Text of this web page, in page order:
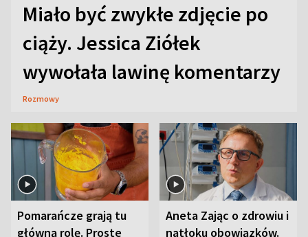
Miało być zwykłe zdjęcie po
ciąży. Jessica Ziółek
wywołała lawinę komentarzy
Rozmowy
Pomarańcze grają tu
główną rolę. Proste
Aneta Zając o zdrowiu i
natłoku obowiązków.